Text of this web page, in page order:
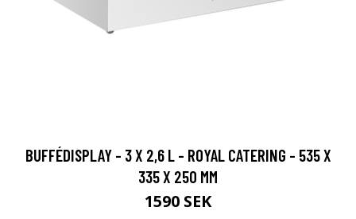
BUFFÉDISPLAY - 3 X 2,6 L - ROYAL CATERING - 535 X
335 X 250 MM
1590 SEK